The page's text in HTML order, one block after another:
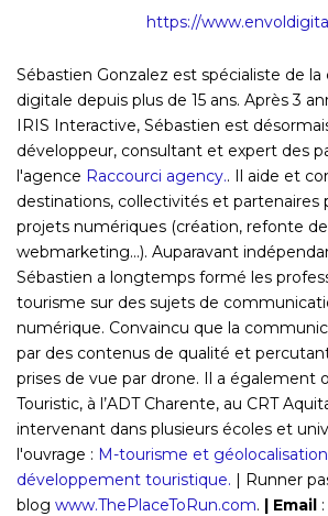
https://
Sébastien Gonzalez est spécialiste de
digitale depuis plus de 15 ans. Après 3
IRIS Interactive, Sébastien est
développeur, consultant et expert des
l'agence Raccourci agency.. Il aide et
destinations, collectivités et partenaires
projets numériques (création, refonte
webmarketing...). Auparavant
Sébastien a longtemps formé les
tourisme sur des sujets de
numérique. Convaincu que la
par des contenus de qualité et
prises de vue par drone. Il a également
Touristic, à l’ADT Charente, au CRT
intervenant dans plusieurs écoles et
l'ouvrage : M-tourisme et
développement touristique. | Runner
blog www.ThePlaceToRun.com. | Email